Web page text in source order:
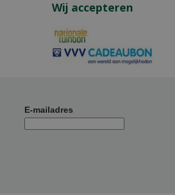
Wij accepteren
E-mailadres